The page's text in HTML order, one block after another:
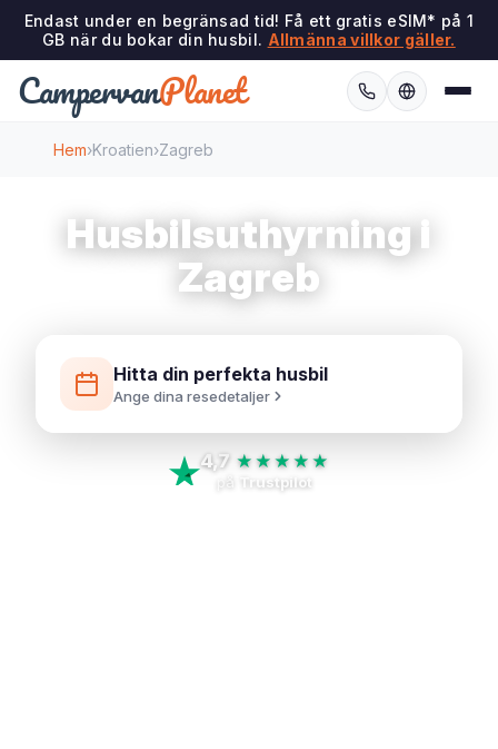
Endast under en begränsad tid! Få ett gratis eSIM* på 1
GB när du bokar din husbil. Allmänna villkor gäller.
CampervanPlanet
Hem›Kroatien›Zagreb
Husbilsuthyrning i
Zagreb
Hitta din perfekta husbil
Ange dina resedetaljer
4,7 ★★★★★
på Trustpilot